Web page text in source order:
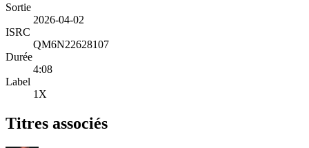
Sortie
2026-04-02
ISRC
QM6N22628107
Durée
4:08
Label
1X
Titres associés